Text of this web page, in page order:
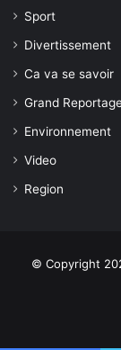
Sport
Divertissement
Ca va se savoir
Grand
Environnement
Video
Region
© Copyright